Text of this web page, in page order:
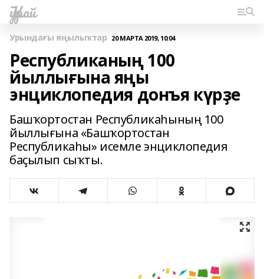
Ҡурай
Урындағы яңылыҡтар 20 МАРТА 2019, 10:04
Республиканың 100
йыллығына яңы
энциклопедия донъя күрҙе
Башҡортостан Республикаһының 100
йыллығына «Башҡортостан
Республикаһы» исемле энциклопедия
баҫылып сыҡты.